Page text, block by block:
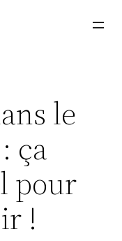
le
ça
pour
!